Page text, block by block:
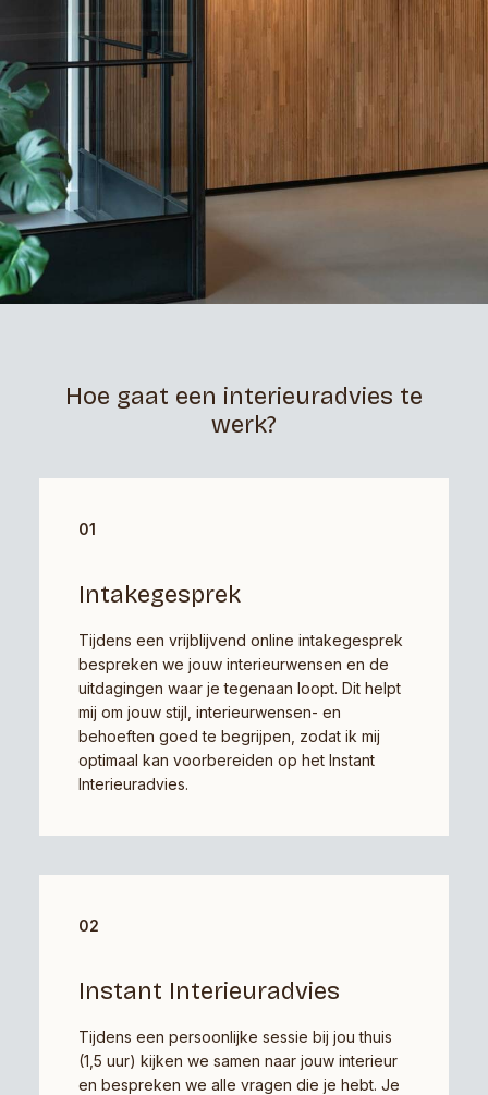
Hoe gaat een interieuradvies te
werk?
01
Intakegesprek
Tijdens een vrijblijvend online intakegesprek
bespreken we jouw interieurwensen en de
uitdagingen waar je tegenaan loopt. Dit helpt
mij om jouw stijl, interieurwensen- en
behoeften goed te begrijpen, zodat ik mij
optimaal kan voorbereiden op het Instant
Interieuradvies.
02
Instant Interieuradvies
Tijdens een persoonlijke sessie bij jou thuis
(1,5 uur) kijken we samen naar jouw interieur
en bespreken we alle vragen die je hebt. Je